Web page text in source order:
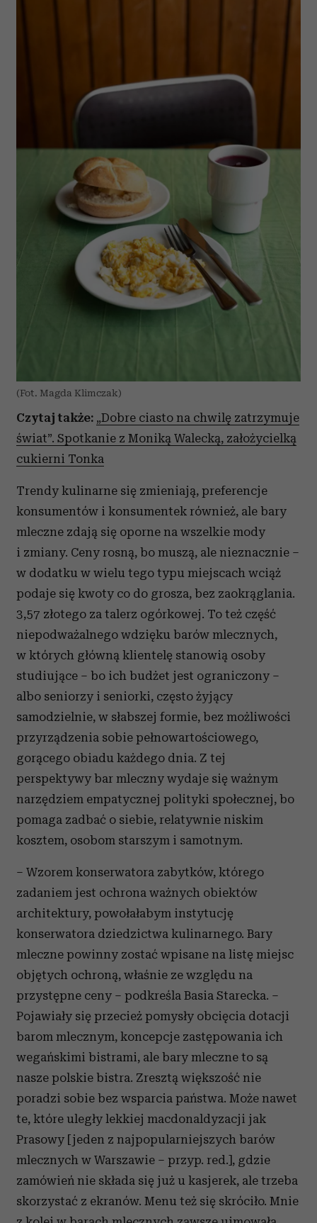
(Fot. Magda Klimczak)
Czytaj także: „Dobre ciasto na chwilę zatrzymuje
świat”. Spotkanie z Moniką Walecką, założycielką
cukierni Tonka
Trendy kulinarne się zmieniają, preferencje
konsumentów i konsumentek również, ale bary
mleczne zdają się oporne na wszelkie mody
i zmiany. Ceny rosną, bo muszą, ale nieznacznie –
w dodatku w wielu tego typu miejscach wciąż
podaje się kwoty co do grosza, bez zaokrąglania.
3,57 złotego za talerz ogórkowej. To też część
niepodważalnego wdzięku barów mlecznych,
w których główną klientelę stanowią osoby
studiujące – bo ich budżet jest ograniczony –
albo seniorzy i seniorki, często żyjący
samodzielnie, w słabszej formie, bez możliwości
przyrządzenia sobie pełnowartościowego,
gorącego obiadu każdego dnia. Z tej
perspektywy bar mleczny wydaje się ważnym
narzędziem empatycznej polityki społecznej, bo
pomaga zadbać o siebie, relatywnie niskim
kosztem, osobom starszym i samotnym.
– Wzorem konserwatora zabytków, którego
zadaniem jest ochrona ważnych obiektów
architektury, powołałabym instytucję
konserwatora dziedzictwa kulinarnego. Bary
mleczne powinny zostać wpisane na listę miejsc
objętych ochroną, właśnie ze względu na
przystępne ceny – podkreśla Basia Starecka. –
Pojawiały się przecież pomysły obcięcia dotacji
barom mlecznym, koncepcje zastępowania ich
wegańskimi bistrami, ale bary mleczne to są
nasze polskie bistra. Zresztą większość nie
poradzi sobie bez wsparcia państwa. Może nawet
te, które uległy lekkiej macdonaldyzacji jak
Prasowy [jeden z najpopularniejszych barów
mlecznych w Warszawie – przyp. red.], gdzie
zamówień nie składa się już u kasjerek, ale trzeba
skorzystać z ekranów. Menu też się skróciło. Mnie